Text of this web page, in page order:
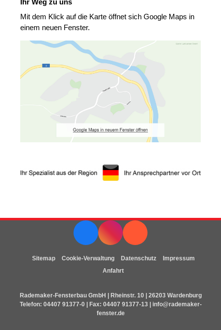
Ihr Weg zu uns
Mit dem Klick auf die Karte öffnet sich Google Maps in
einem neuen Fenster.
Sitemap Cookie-Verwaltung Datenschutz
Impressum
Anfahrt
Rademaker-Fensterbau GmbH | Rheinstr. 10 | 26203 Wardenburg
Telefon: 04407 91377-0| Fax: 04407 91377-13 | info@rademaker-
fenster.de